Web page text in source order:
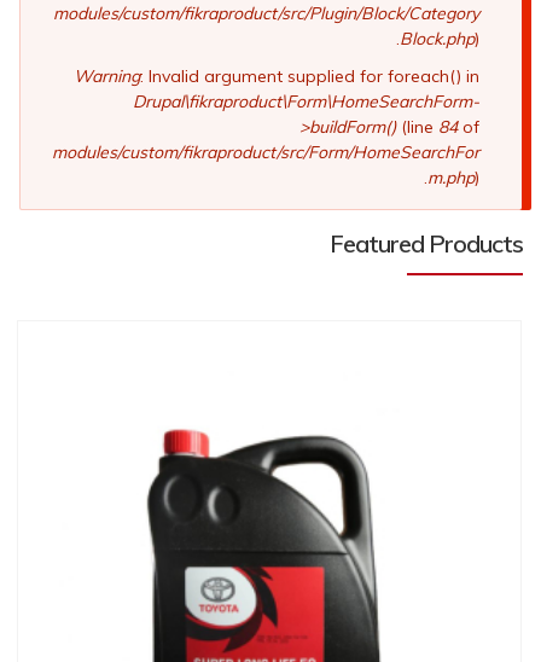
modules/custom/fikraproduct/src/Plugin/Block/Category
Block.php
Warning: Invalid argument supplied for foreach() in
Drupal\fikraproduct\Form\HomeSearchForm-
>buildForm()(line84of
modules/custom/fikraproduct/src/Form/HomeSearchFor
m.php
Featured Products